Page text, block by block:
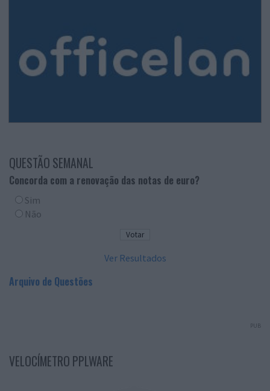
QUESTÃO SEMANAL
Concorda com a renovação das notas de euro?
Sim
Não
Ver Resultados
Arquivo de Questões
PUB
VELOCÍMETRO PPLWARE